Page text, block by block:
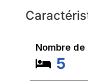
Nombre
5